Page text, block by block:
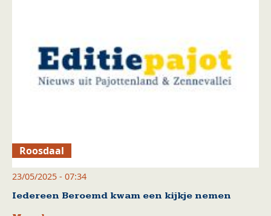
Roosdaal
23/05/2025 - 07:34
Iedereen Beroemd kwam een kijkje nemen